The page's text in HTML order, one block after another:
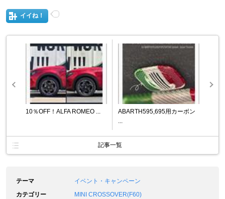
イイね！
10％OFF！ALFA ROMEO ...
ABARTH595,695用カーボン
...
記事一覧
テーマ
イベント・キャンペーン
カテゴリー
MINI CROSSOVER(F60)